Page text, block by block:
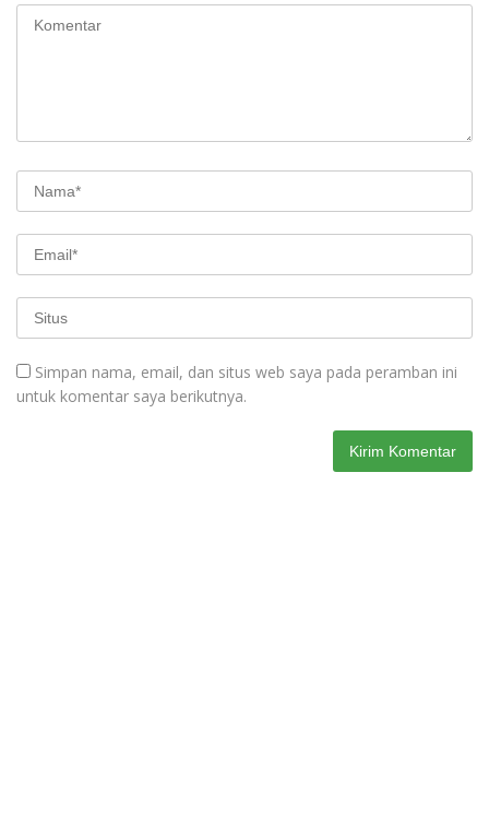
Simpan nama, email, dan situs web saya pada peramban ini
untuk komentar saya berikutnya.